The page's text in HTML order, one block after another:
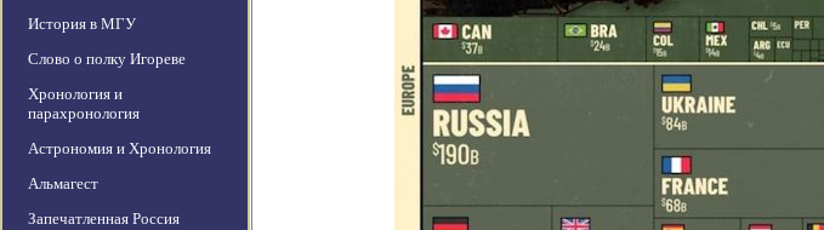
История в МГУ
Слово о полку Игореве
Хронология и
парахронология
Астрономия и Хронология
Альмагест
Запечатленная Россия